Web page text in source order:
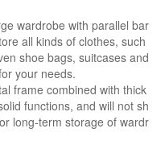
wardrobe with parallel bar
all kinds of clothes, such
shoe bags, suitcases and
your needs.
frame combined with thick
functions, and will not sh
long-term storage of wardr